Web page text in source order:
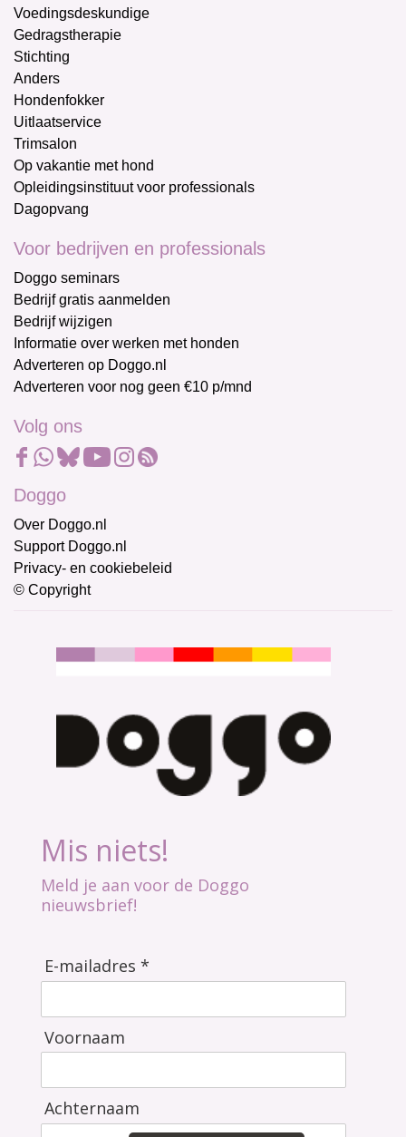
Voedingsdeskundige
Gedragstherapie
Stichting
Anders
Hondenfokker
Uitlaatservice
Trimsalon
Op vakantie met hond
Opleidingsinstituut voor professionals
Dagopvang
Voor bedrijven en professionals
Doggo seminars
Bedrijf gratis aanmelden
Bedrijf wijzigen
Informatie over werken met honden
Adverteren op Doggo.nl
Adverteren voor nog geen €10 p/mnd
Volg ons
Doggo
Over Doggo.nl
Support Doggo.nl
Privacy- en cookiebeleid
© Copyright
Mis niets!
Meld je aan voor de Doggo
nieuwsbrief!
E-mailadres *
Voornaam
Achternaam